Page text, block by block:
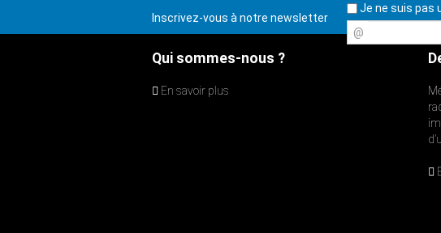
Inscrivez-vous à notre newsletter
Je ne suis pas
@
Qui sommes-nous ?
En savoir plus